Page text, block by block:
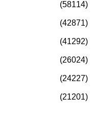
(58114)
(42871)
(41292)
(26024)
(24227)
(21201)